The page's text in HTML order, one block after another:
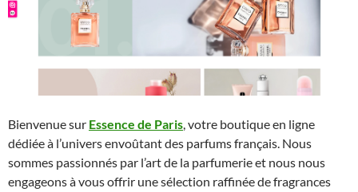
Bienvenue sur Essence de Paris, votre boutique en ligne
dédiée à l’univers envoûtant des parfums français. Nous
sommes passionnés par l’art de la parfumerie et nous nous
engageons à vous offrir une sélection raffinée de fragrances